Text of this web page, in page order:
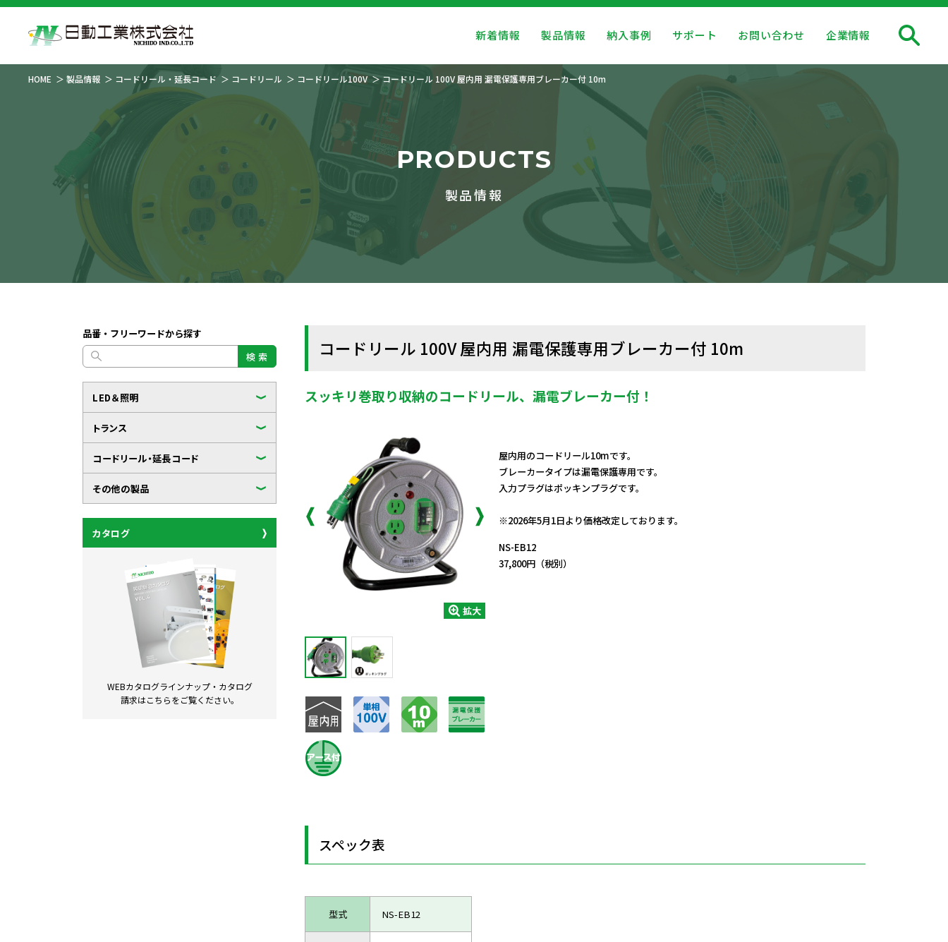
新着情報 製品情報 納入事例 サポート お問い合わせ 企業情報
HOME 製品情報 コードリール・延長コード コードリール コードリール100V コードリール 100V 屋内用 漏電保護専用ブレーカー付 10m
PRODUCTS
製品情報
品番・フリーワードから探す
検 索
LED＆照明
トランス
コードリール・延長コード
その他の製品
カタログ
WEBカタログラインナップ・ カタログ
請求はこちらをご覧ください。
コードリール 100V 屋内用 漏電保護専用ブレーカー付 10m
スッキリ巻取り収納のコードリール、漏電ブレーカー付！
拡大
屋内用のコードリール10mです。
ブレーカータイプは漏電保護専用です。
入力プラグはポッキンプラグです。
※2026年5月1日より価格改定しております。
NS-EB12
37,800円（税別）
スペック表
型式 NS-EB12